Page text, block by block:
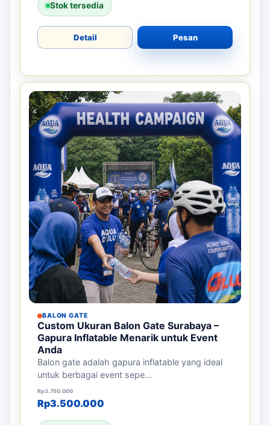
Stok tersedia
Detail Pesan
BALON GATE
Custom Ukuran Balon Gate Surabaya –
Gapura Inflatable Menarik untuk Event
Anda
Balon gate adalah gapura inflatable yang ideal
untuk berbagai event sepe...
Rp3.750.000
Harga aslinya adalah: Rp3.750.000.
Rp3.500.000
Harga saat ini adalah: Rp3.500.000.